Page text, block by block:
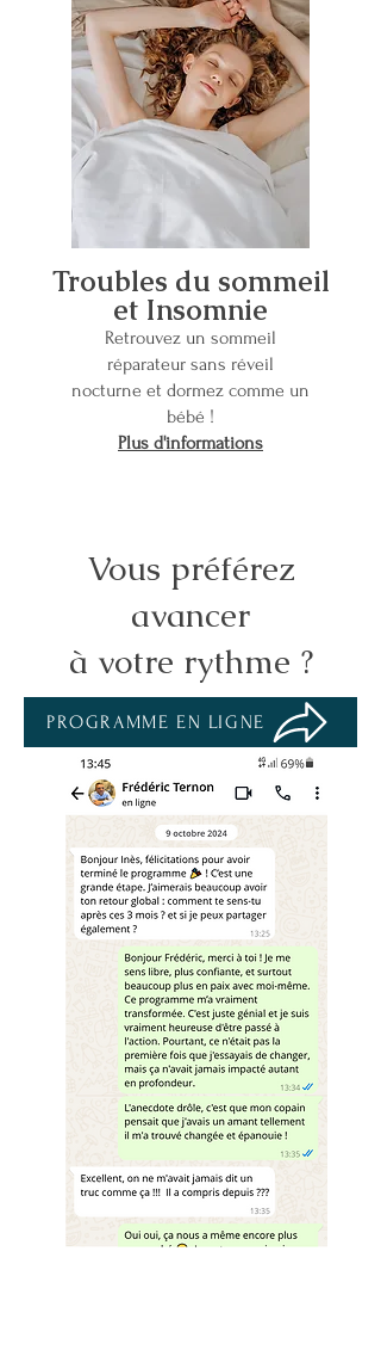
Troubles du sommeil
et Insomnie
Retrouvez un sommeil
réparateur sans réveil
nocturne et dormez comme un
bébé !
Plus d'informations
Vous préférez
avancer
à votre rythme ?
PROGRAMME EN LIGNE